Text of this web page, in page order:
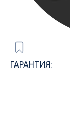
ГАРАНТИЯ: